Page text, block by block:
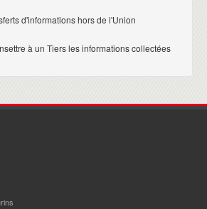
d'informations hors de l'Union
à un Tiers les informations collectées